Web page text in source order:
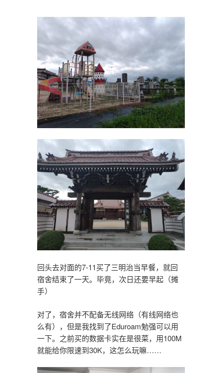
回头去对面的7-11买了三明治当早餐，就回
宿舍结束了一天。毕竟，次日还要早起（摊
手）
对了，宿舍并不配备无线网络（有线网络也
么有），但是我找到了Eduroam勉强可以用
一下。之前买的数据卡实在是很菜，用100M
就能给你限速到30K，这怎么玩嘛……